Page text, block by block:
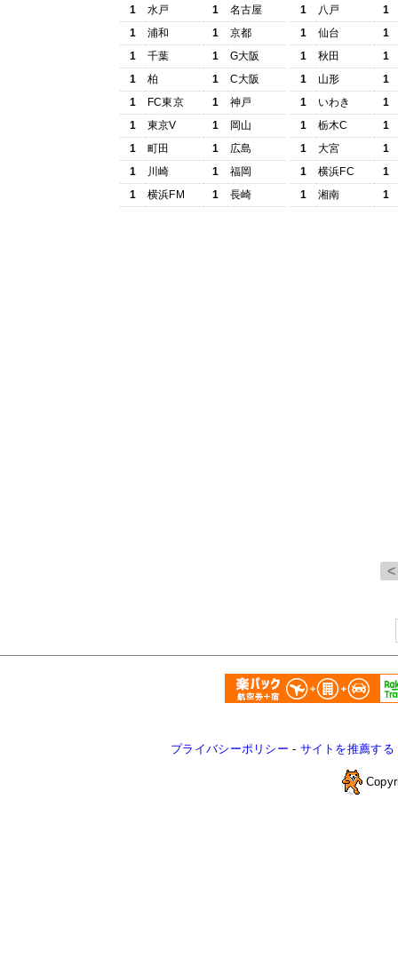
1
水戸 1
名古屋
1
浦和 1
京都
1
千葉 1
G大阪
1
柏 1
C大阪
1
FC東京 1
神戸
1
東京V 1
岡山
1
町田 1
広島
1
川崎 1
福岡
1
横浜FM 1 長崎
1
八戸
1
1
仙台
1
1
秋田
1
1
山形
1
1
いわき
1
1
栃木C
1
1
大宮
1
1
横浜FC
1
1
湘南 1
プライバシーポリシー - サイトを推薦する